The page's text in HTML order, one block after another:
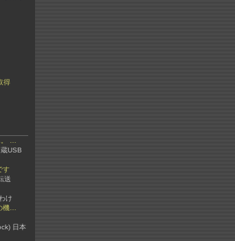
得
…
USB
す
送
け
機…
日本